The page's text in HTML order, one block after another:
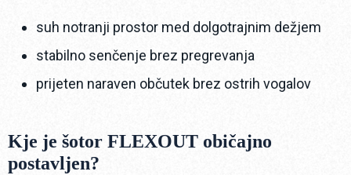
suh notranji prostor med dolgotrajnim dežjem
stabilno senčenje brez pregrevanja
prijeten naraven občutek brez ostrih vogalov
Kje je šotor FLEXOUT običajno
postavljen?